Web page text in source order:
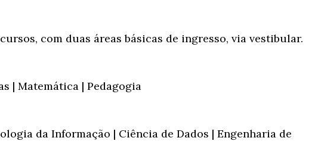
com duas áreas básicas de ingresso, via vestibular.
| Matemática | Pedagogia
da Informação | Ciência de Dados | Engenharia de